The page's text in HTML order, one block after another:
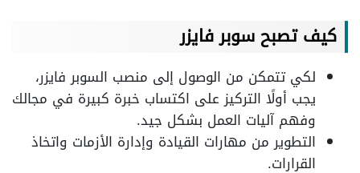
كيف تصبح سوبر فايزر
لكي تتمكن من الوصول إلى منصب السوبر فايزر،
يجب أولًا التركيز على اكتساب خبرة كبيرة في مجالك
وفهم آليات العمل بشكل جيد.
التطوير من مهارات القيادة وإدارة الأزمات واتخاذ
القرارات.